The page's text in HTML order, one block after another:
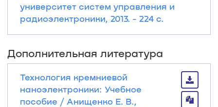
университет систем управления и
радиоэлектроники, 2013. - 224 с.
Дополнительная литература
Технология кремниевой
наноэлектроники: Учебное
пособие / Анищенко Е. В.,